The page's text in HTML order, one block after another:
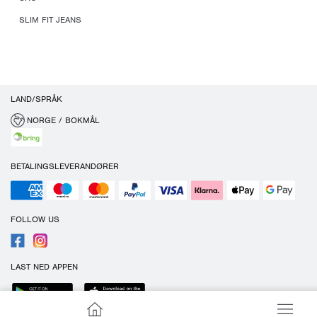
SLIM FIT JEANS
LAND/SPRÅK
NORGE / BOKMÅL
BETALINGSLEVERANDØRER
FOLLOW US
LAST NED APPEN